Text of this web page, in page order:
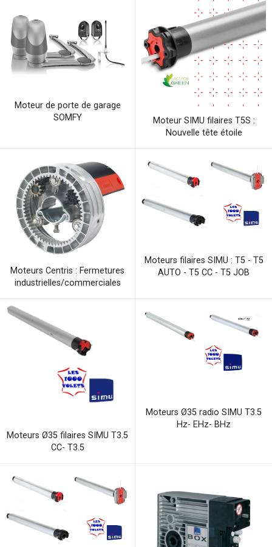
Moteur de porte de garage
SOMFY
Moteur SIMU filaires T5S :
Nouvelle tête étoile
Moteurs Centris : Fermetures
industrielles/commerciales
Moteurs filaires SIMU : T5 - T5
AUTO - T5 CC - T5 JOB
Moteurs Ø35 filaires SIMU T3.5
CC- T3.5
Moteurs Ø35 radio SIMU T3.5
Hz- EHz- BHz